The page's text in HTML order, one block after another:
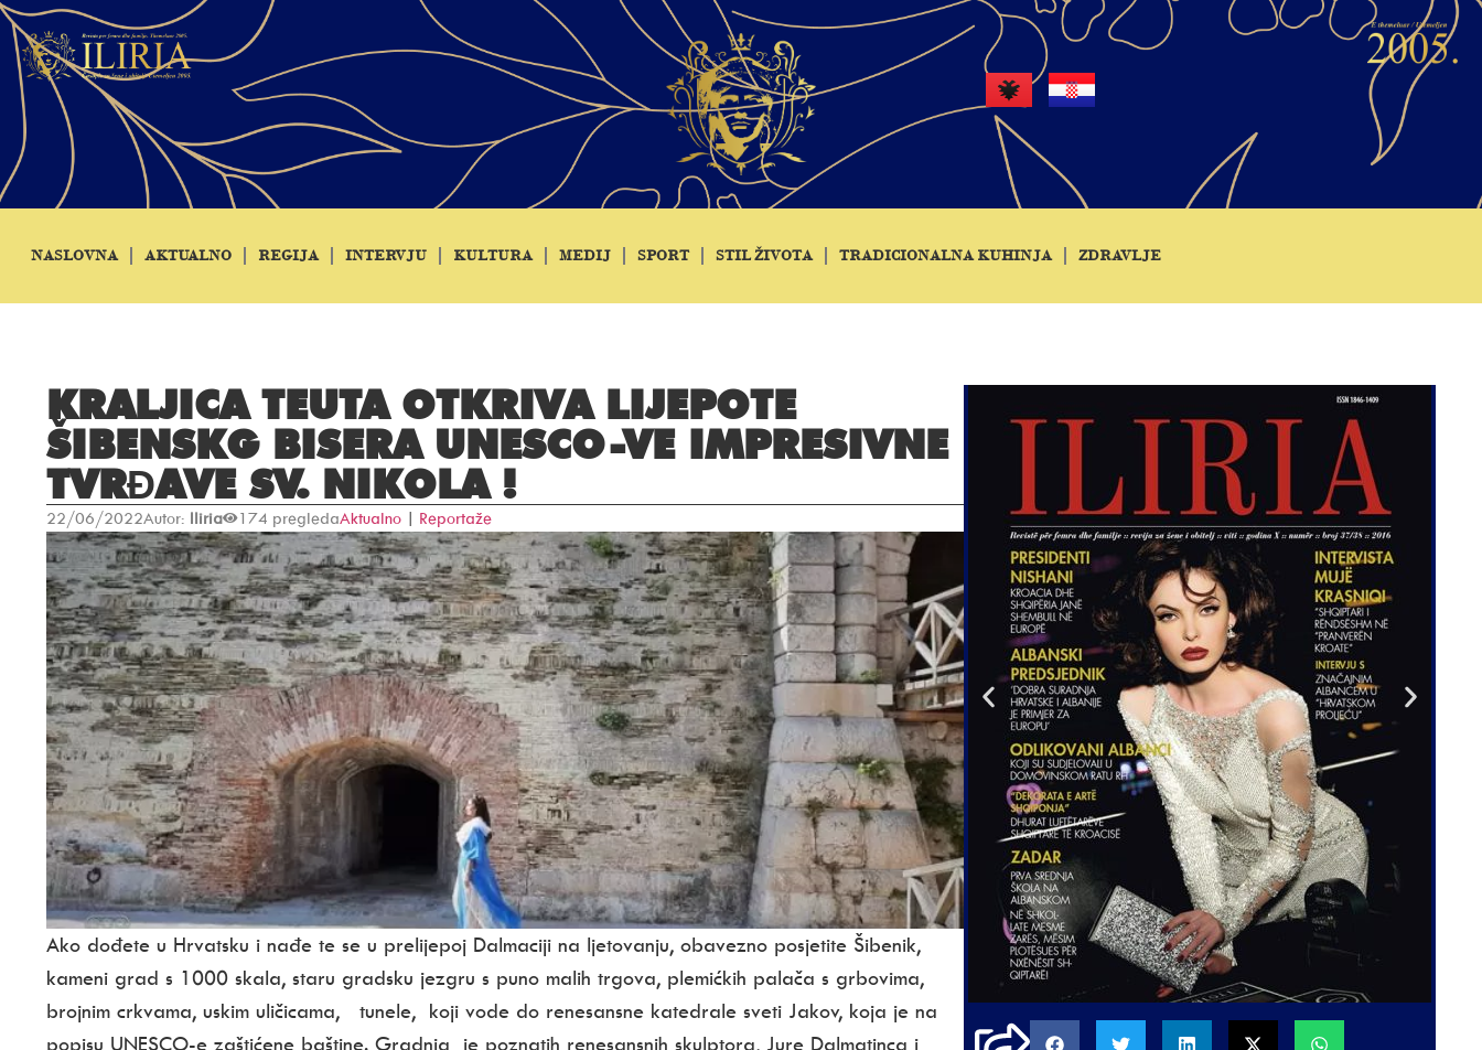
NASLOVNA AKTUALNO REGIJA INTERVJU KULTURA MEDIJ SPORT STIL ŽIVOTA TRADICIONALNA KUHINJA ZDRAVLJE
KRALJICA TEUTA OTKRIVA LIJEPOTE
ŠIBENSKG BISERA UNESCO-VE IMPRESIVNE
TVRĐAVE SV. NIKOLA !
22/06/2022Autor: Iliria 174 pregledaAktualno | Reportaže
Ako dođete u Hrvatsku i nađe te se u prelijepoj Dalmaciji na ljetovanju, obavezno posjetite Šibenik,
kameni grad s 1000 skala, staru gradsku jezgru s puno malih trgova, plemićkih palača s grbovima,
brojnim crkvama, uskim uličicama, tunele, koji vode do renesansne katedrale sveti Jakov, koja je na
popisu UNESCO-e zaštićene baštine. Gradnja je poznatih renesansnih skulptora, Jure Dalmatinca i